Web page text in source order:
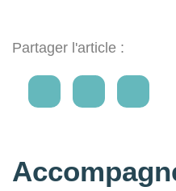
Partager l'article :